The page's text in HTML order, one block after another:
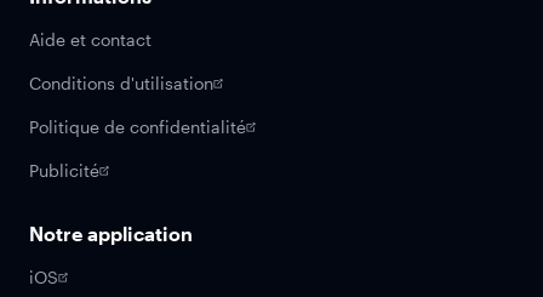
Aide et contact
Conditions d'utilisation
Politique de confidentialité
Publicité
Notre application
iOS